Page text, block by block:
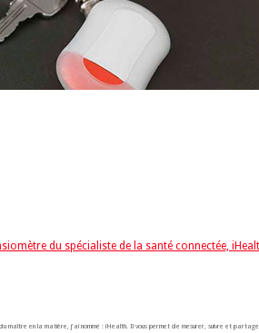
du spécialiste de la santé connectée,
maître en la matière, j'ai nommé : iHealth. Il vous permet de mesurer, suivre et